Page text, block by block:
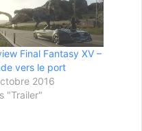
Final Fantasy XV –
vers le port
2016
"Trailer"